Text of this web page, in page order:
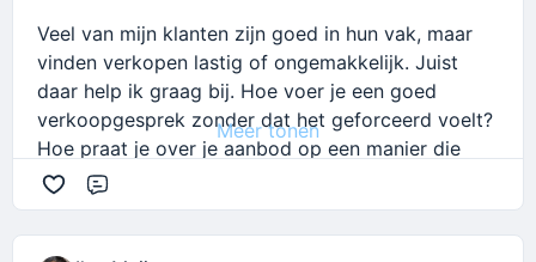
Veel van mijn klanten zijn goed in hun vak, maar
vinden verkopen lastig of ongemakkelijk. Juist
daar help ik graag bij. Hoe voer je een goed
verkoopgesprek zonder dat het geforceerd voelt?
Hoe praat je over je aanbod op een manier die
duidelijk en natuurlijk is? En hoe zorg je dat je niet
blijft hangen in twijfel of uitstel?
Mijn stijl is praktisch, direct en ontspannen. Ik
Meer tonen